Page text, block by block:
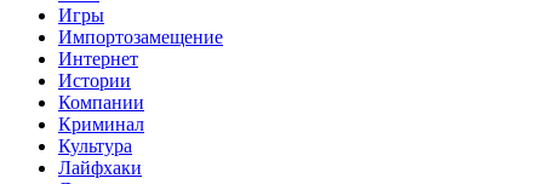
Игры
Импортозамещение
Интернет
Истории
Компании
Криминал
Культура
Лайфхаки